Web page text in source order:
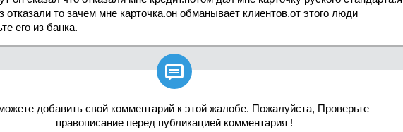
отказали то зачем мне карточка.он обманывает клиентов.от этого люди
его из банка.

добавить свой комментарий к этой жалобе. Пожалуйста, Проверьте
правописание перед публикацией комментария !